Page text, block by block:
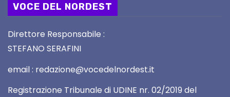
VOCE DEL NORDEST
Direttore Responsabile :
STEFANO SERAFINI
email : redazione@vocedelnordest.it
Registrazione Tribunale di UDINE nr. 02/2019 del